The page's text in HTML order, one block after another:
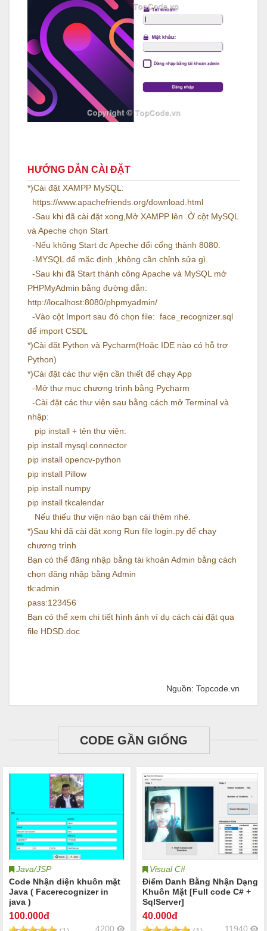
HƯỚNG DẪN CÀI ĐẶT
*)Cài đặt XAMPP MySQL:
https://www.apachefriends.org/download.html
-Sau khi đã cài đặt xong,Mở XAMPP lên .Ở cột MySQL
và Apeche chọn Start
-Nếu không Start đc Apeche đổi cổng thành 8080.
-MYSQL để mặc định ,không cần chỉnh sửa gì.
-Sau khi đã Start thành công Apache và MySQL mở
PHPMyAdmin bằng đường dẫn:
http://localhost:8080/phpmyadmin/
-Vào cột Import sau đó chọn file: face_recognizer.sql
để import CSDL
*)Cài đặt Python và Pycharm(Hoặc IDE nào có hỗ trợ
Python)
*)Cài đặt các thư viện cần thiết để chạy App
-Mở thư mục chương trình bằng Pycharm
-Cài đặt các thư viện sau bằng cách mở Terminal và
nhập:
pip install + tên thư viện:
pip install mysql.connector
pip install opencv-python
pip install Pillow
pip install numpy
pip install tkcalendar
Nếu thiếu thư viện nào bạn cài thêm nhé.
*)Sau khi đã cài đặt xong Run file login.py để chạy
chương trình
Bạn có thể đăng nhập bằng tài khoản Admin bằng cách
chọn đăng nhập bằng Admin
tk:admin
pass:123456
Bạn có thể xem chi tiết hình ảnh ví dụ cách cài đặt qua
file HDSD.doc
Nguồn: Topcode.vn
CODE GẦN GIỐNG
Java/JSP
Code Nhận diện khuôn mặt
Java ( Facerecognizer in
java )
100.000đ
4200
Visual C#
Điểm Danh Bằng Nhận Dạng
Khuôn Mặt [Full code C# +
SqlServer]
40.000đ
11940